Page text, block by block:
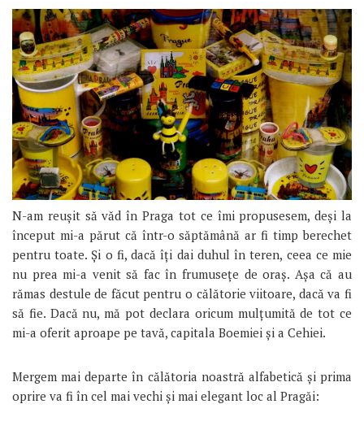
N-am reușit să văd în Praga tot ce îmi propusesem, deși la
început mi-a părut că într-o săptămână ar fi timp berechet
pentru toate. Și o fi, dacă îți dai duhul în teren, ceea ce mie
nu prea mi-a venit să fac în frumusețe de oraș. Așa că au
rămas destule de făcut pentru o călătorie viitoare, dacă va fi
să fie. Dacă nu, mă pot declara oricum mulțumită de tot ce
mi-a oferit aproape pe tavă, capitala Boemiei și a Cehiei.
Mergem mai departe în călătoria noastră alfabetică și prima
oprire va fi în cel mai vechi și mai elegant loc al Pragăi: